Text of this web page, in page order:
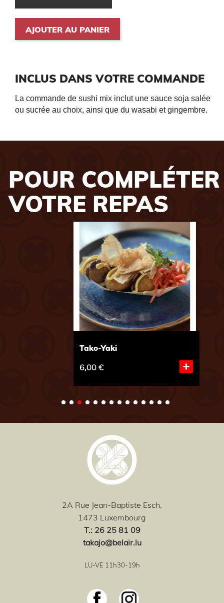
AJOUTER AU PANIER
INCLUS DANS VOTRE COMMANDE
La commande de sushi mix inclut une sauce soja salée
ou sucrée au choix, ainsi que du wasabi et gingembre.
POUR COMPLÉTER
VOTRE REPAS
2A Rue Jean-Baptiste Esch,
1473 Luxembourg
T.: 26 25 81 09
takajo@belair.lu
LU-VE 11h30-19h